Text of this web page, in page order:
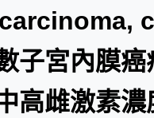
子宮內膜
高雌激素